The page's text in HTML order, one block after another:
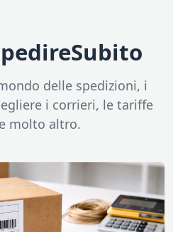
delle spedizioni, i
i corrieri, le tariffe
molto altro.